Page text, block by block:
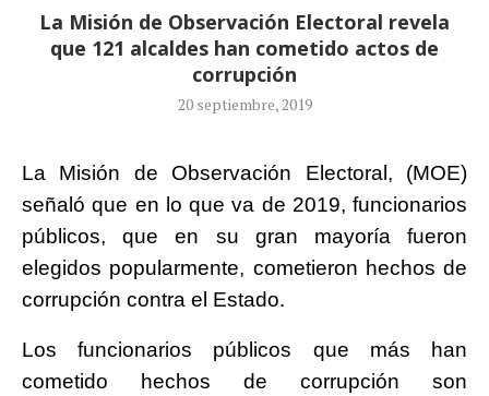
La Misión de Observación Electoral revela
que 121 alcaldes han cometido actos de
corrupción
20 septiembre, 2019
La Misión de Observación Electoral, (MOE)
señaló que en lo que va de 2019, funcionarios
públicos, que en su gran mayoría fueron
elegidos popularmente, cometieron hechos de
corrupción contra el Estado.
Los funcionarios públicos que más han
cometido hechos de corrupción son